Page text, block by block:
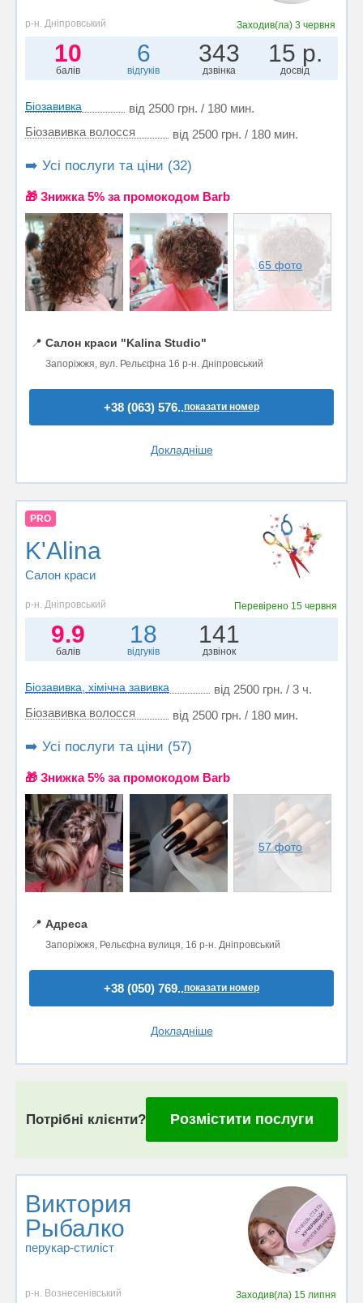
р-н. Дніпровський Заходив(ла) 3 червня
10
балів
6
відгуків
343
дзвінка
15 р.
досвід
Біозавивка
від 2500 грн. / 180 мин.
Біозавивка волосся
від 2500 грн. / 180 мин.
➡️ Усі послуги та ціни (32)
🎁 Знижка 5% за промокодом Barb
65 фото
📍 Салон краси "Kalina Studio"
Запоріжжя, вул. Рельєфна 16 р-н. Дніпровський
+38 (063) 576..показати номер
Докладніше
PRO
K'Alina
Салон краси
р-н. Дніпровський Перевірено 15 червня
9.9
балів
18
відгуків
141
дзвінок
Біозавивка, хімічна завивка
від 2500 грн. / 3 ч.
Біозавивка волосся
від 2500 грн. / 180 мин.
➡️ Усі послуги та ціни (57)
🎁 Знижка 5% за промокодом Barb
57 фото
📍 Адреса
Запоріжжя, Рельєфна вулиця, 16 р-н. Дніпровський
+38 (050) 769..показати номер
Докладніше
Потрібні клієнти? Розмістити послуги
Виктория
Рыбалко
перукар-стиліст
р-н. Вознесенівський Заходив(ла) 15 липня